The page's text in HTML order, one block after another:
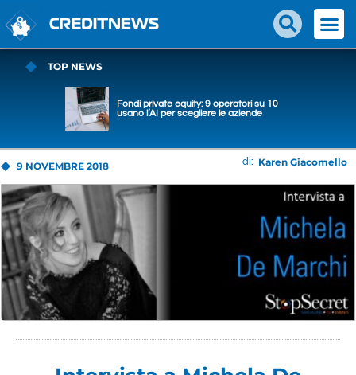
TOP NEWS
Fondi private equity: 9 operatori su 10
usano l’AI per scegliere le aziende
9 NOVEMBRE 2018 di: Karen Giacomello